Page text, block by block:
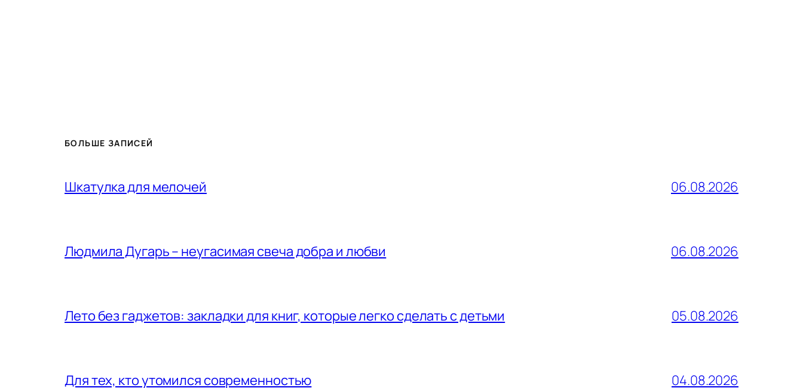
БОЛЬШЕ ЗАПИСЕЙ
Шкатулка для мелочей 06.08.2026
Людмила Дугарь – неугасимая свеча добра и любви 06.08.2026
Лето без гаджетов: закладки для книг, которые легко сделать с детьми 05.08.2026
Для тех, кто утомился современностью 04.08.2026